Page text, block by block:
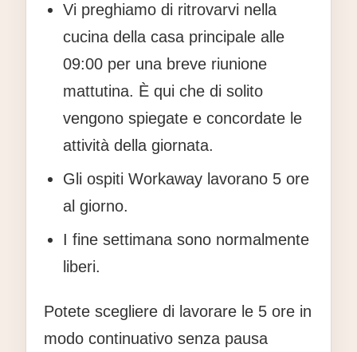
Vi preghiamo di ritrovarvi nella
cucina della casa principale alle
09:00 per una breve riunione
mattutina. È qui che di solito
vengono spiegate e concordate le
attività della giornata.
Gli ospiti Workaway lavorano 5 ore
al giorno.
I fine settimana sono normalmente
liberi.
Potete scegliere di lavorare le 5 ore in
modo continuativo senza pausa